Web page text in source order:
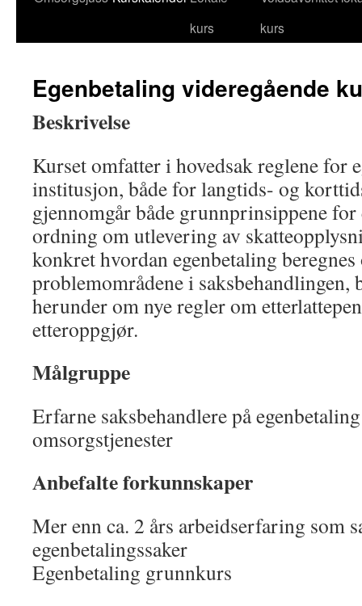
kurs
kurs
Egenbetaling videregående
Beskrivelse
Kurset omfatter i hovedsak reglene for
institusjon, både for langtids- og
gjennomgår både grunnprinsippene for
ordning om utlevering av
konkret hvordan egenbetaling beregnes
problemområdene i saksbehandlingen,
herunder om nye regler om
etteroppgjør.
Målgruppe
Erfarne saksbehandlere på
omsorgstjenester
Anbefalte forkunnskaper
Mer enn ca. 2 års arbeidserfaring som
egenbetalingssaker
Egenbetaling grunnkurs